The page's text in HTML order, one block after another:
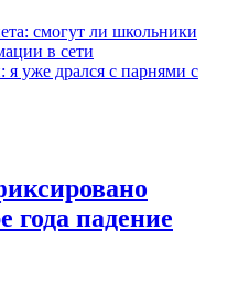
смогут ли школьники
в сети
уже дрался с парнями с
года падение